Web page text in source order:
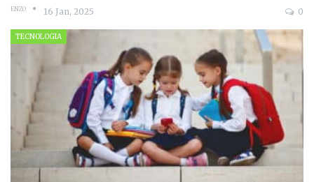
ENZO 16 Jan, 2025 0
TECNOLOGIA